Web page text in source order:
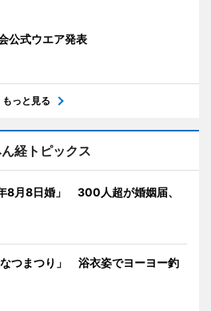
公式ウエア発表
もっと見る
経トピックス
8月8日婚」 300人超が婚姻届、
つまつり」 浴衣姿でヨーヨー釣